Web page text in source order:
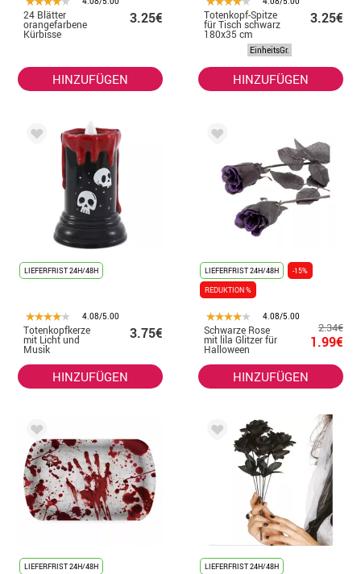
24 Blätter
orangefarbene
Kürbisse
3.25€
HINZUFÜGEN
Totenkopf-Spitze
für Tisch schwarz
180x35 cm
3.25€
EinheitsGr.
HINZUFÜGEN
LIEFERFRIST 24H/48H
4.08/5.00
Totenkopfkerze
mit Licht und
Musik
3.75€
HINZUFÜGEN
LIEFERFRIST 24H/48H
-15%
REDUKTION %
4.08/5.00
Schwarze Rose
mit lila Glitzer für
Halloween
2.34€
1.99€
HINZUFÜGEN
LIEFERFRIST 24H/48H
LIEFERFRIST 24H/48H